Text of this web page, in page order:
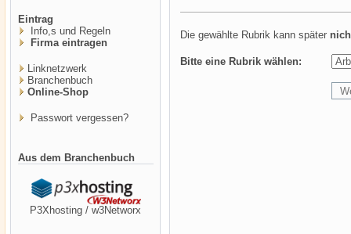
Eintrag
Info,s und Regeln
Firma eintragen
Linknetzwerk
Branchenbuch
Online-Shop
Passwort vergessen?
Aus dem Branchenbuch
P3Xhosting / w3Networx
Die gewählte Rubrik kann später
Bitte eine Rubrik wählen: